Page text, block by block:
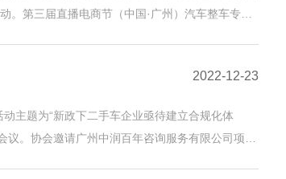
第三届直播电商节（中国·广州）汽车整车专场
2022-12-23
主题为“新政下二手车企业亟待建立合规化体
。协会邀请广州中润百年咨询服务有限公司项目